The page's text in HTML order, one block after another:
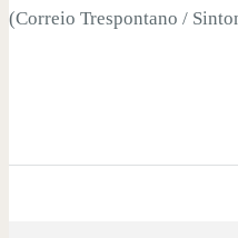
(Correio Trespontano /